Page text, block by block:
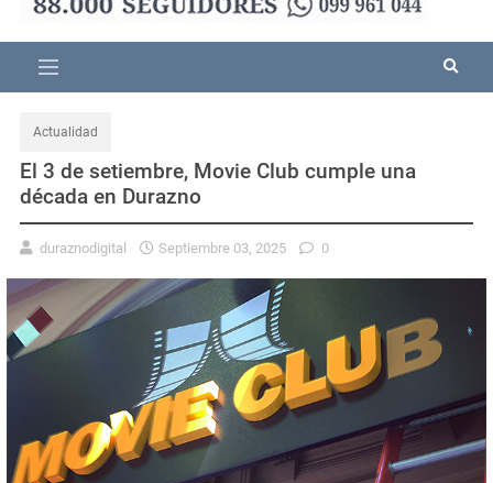
Actualidad
El 3 de setiembre, Movie Club cumple una
década en Durazno
duraznodigital Septiembre 03, 2025 0